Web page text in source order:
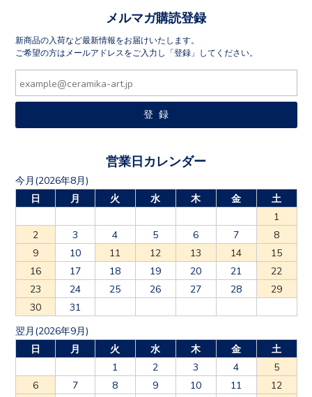
メルマガ購読登録
新商品の入荷など最新情報をお届けいたします。
ご希望の方はメールアドレスをご入力し「登録」してください。
営業日カレンダー
今月(2026年8月)
日
月 火 水 木 金
土
1
2
3 4 5 6 7
8
9
10 11 12 13 14
15
16
17 18 19 20 21
22
23
24 25 26 27 28
29
30
31
翌月(2026年9月)
日
月 火 水 木 金
土
1
2 3 4
5
6
7 8 9 10 11
12